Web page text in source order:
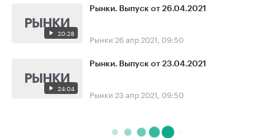
20:28
Рынки. Выпуск от 26.04.2021
Рынки 26 апр 2021, 09:50
24:04
Рынки. Выпуск от 23.04.2021
Рынки 23 апр 2021, 09:50